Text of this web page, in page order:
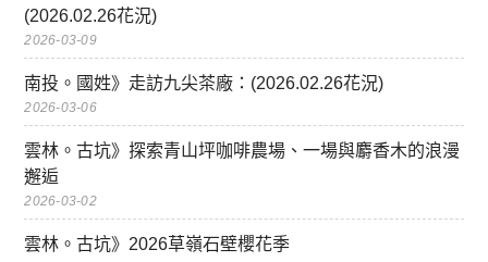
(2026.02.26花況)
2026-03-09
南投。國姓》走訪九尖茶廠：(2026.02.26花況)
2026-03-06
雲林。古坑》探索青山坪咖啡農場、一場與麝香木的浪漫
邂逅
2026-03-02
雲林。古坑》2026草嶺石壁櫻花季